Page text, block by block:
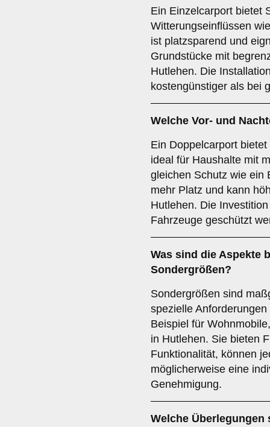
Ein Einzelcarport bietet
Witterungseinflüssen
ist platzsparend und
Grundstücke mit
Hutlehen. Die
kostengünstiger als bei
Welche Vor- und
Ein Doppelcarport
ideal für Haushalte mit
gleichen Schutz wie ein
mehr Platz und kann
Hutlehen. Die
Fahrzeuge geschützt
Was sind die Aspekte
Sondergrößen?
Sondergrößen sind
spezielle
Beispiel für
in Hutlehen. Sie bieten
Funktionalität, können
möglicherweise eine
Genehmigung.
Welche